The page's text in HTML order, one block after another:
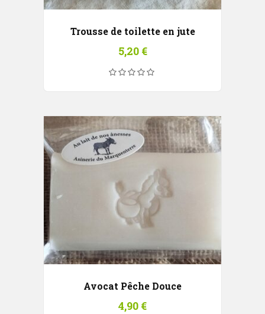
Trousse de toilette en jute
5,20 €
Avocat Pêche Douce
4,90 €